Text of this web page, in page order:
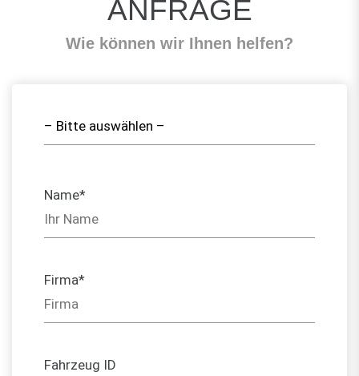
ANFRAGE
Wie können wir Ihnen helfen?
Name*
Firma*
Fahrzeug ID